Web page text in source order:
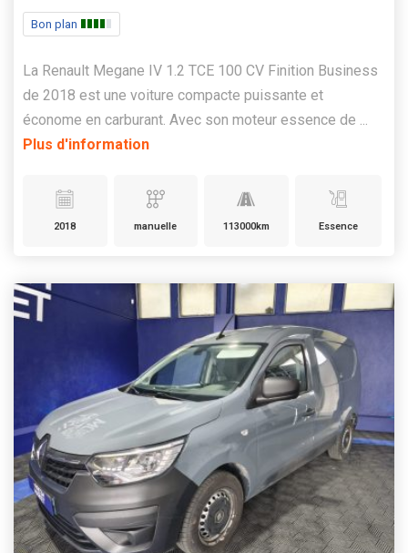
Bon plan
La Renault Megane IV 1.2 TCE 100 CV Finition Business
de 2018 est une voiture compacte puissante et
économe en carburant. Avec son moteur essence de ...
Plus d'information
2018 manuelle 113000km Essence